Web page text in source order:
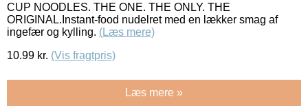
CUP NOODLES. THE ONE. THE ONLY. THE
ORIGINAL.Instant-food nudelret med en lækker smag af
ingefær og kylling. (Læs mere)
10.99 kr. (Vis fragtpris)
Læs mere »